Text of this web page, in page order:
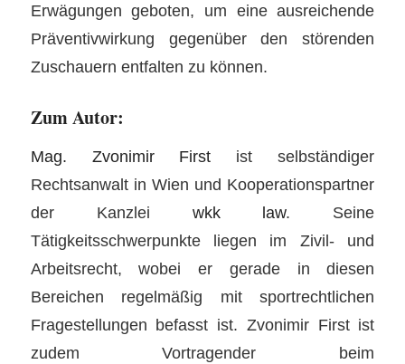
Erwägungen geboten, um eine ausreichende
Präventivwirkung gegenüber den störenden
Zuschauern entfalten zu können.
Zum Autor:
Mag. Zvonimir First ist selbständiger
Rechtsanwalt in Wien und Kooperationspartner
der Kanzlei wkk law. Seine
Tätigkeitsschwerpunkte liegen im Zivil- und
Arbeitsrecht, wobei er gerade in diesen
Bereichen regelmäßig mit sportrechtlichen
Fragestellungen befasst ist. Zvonimir First ist
zudem Vortragender beim